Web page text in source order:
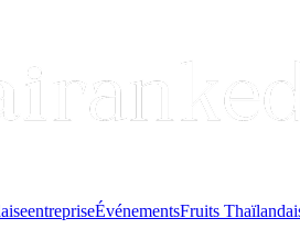
entrepriseÉvénementsFruits